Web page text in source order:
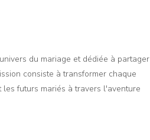
du mariage et dédiée à partager
consiste à transformer chaque
futurs mariés à travers l'aventure